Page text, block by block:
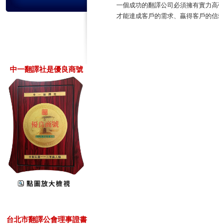
中一翻譯社是優良商號
台北市翻譯公會理事證書
一個成功的翻譯公司必須擁有實力
才能達成客戶的需求、贏得客戶的